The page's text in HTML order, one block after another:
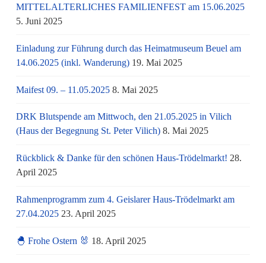
MITTELALTERLICHES FAMILIENFEST am 15.06.2025
5. Juni 2025
Einladung zur Führung durch das Heimatmuseum Beuel am
14.06.2025 (inkl. Wanderung) 19. Mai 2025
Maifest 09. – 11.05.2025 8. Mai 2025
DRK Blutspende am Mittwoch, den 21.05.2025 in Vilich
(Haus der Begegnung St. Peter Vilich) 8. Mai 2025
Rückblick & Danke für den schönen Haus-Trödelmarkt! 28.
April 2025
Rahmenprogramm zum 4. Geislarer Haus-Trödelmarkt am
27.04.2025 23. April 2025
🐣 Frohe Ostern 🐰 18. April 2025